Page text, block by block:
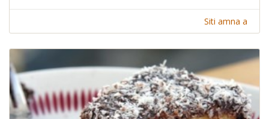
Siti amna a